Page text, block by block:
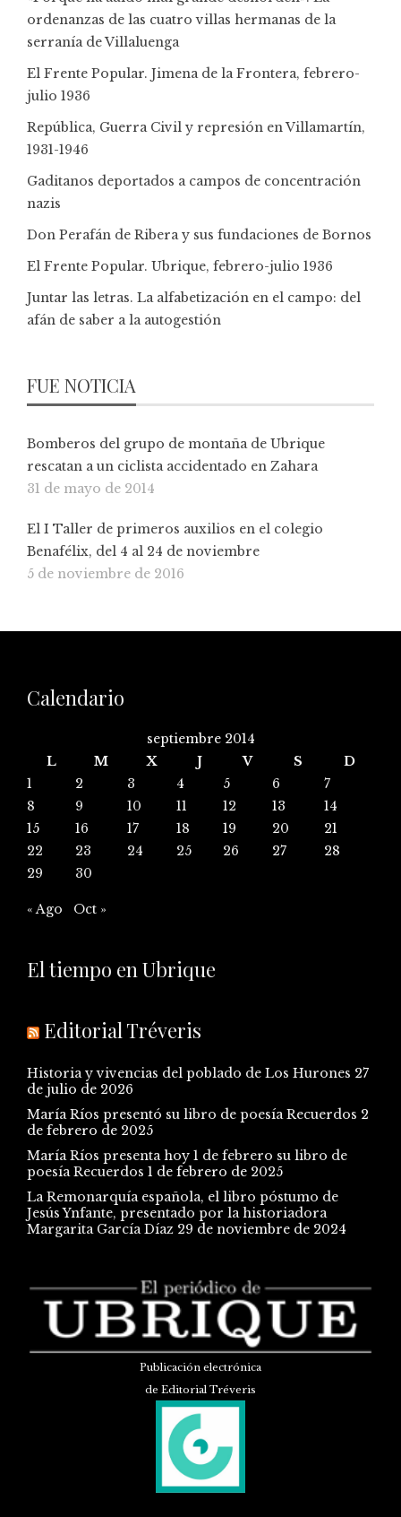
ordenanzas de las cuatro villas hermanas de la
serranía de Villaluenga
El Frente Popular. Jimena de la Frontera, febrero-
julio 1936
República, Guerra Civil y represión en Villamartín,
1931-1946
Gaditanos deportados a campos de concentración
nazis
Don Perafán de Ribera y sus fundaciones de Bornos
El Frente Popular. Ubrique, febrero-julio 1936
Juntar las letras. La alfabetización en el campo: del
afán de saber a la autogestión
FUE NOTICIA
Bomberos del grupo de montaña de Ubrique
rescatan a un ciclista accidentado en Zahara
31 de mayo de 2014
El I Taller de primeros auxilios en el colegio
Benafélix, del 4 al 24 de noviembre
5 de noviembre de 2016
Calendario
septiembre 2014
L
M X J V S
D
1
2 3 4 5 6
7
8
9 10 11 12 13
14
15
16 17 18 19 20
21
22
23 24 25 26 27
28
29
30
« Ago Oct »
El tiempo en Ubrique
Editorial Tréveris
Historia y vivencias del poblado de Los Hurones 27
de julio de 2026
María Ríos presentó su libro de poesía Recuerdos 2
de febrero de 2025
María Ríos presenta hoy 1 de febrero su libro de
poesía Recuerdos 1 de febrero de 2025
La Remonarquía española, el libro póstumo de
Jesús Ynfante, presentado por la historiadora
Margarita García Díaz 29 de noviembre de 2024
Publicación electrónica
de Editorial Tréveris